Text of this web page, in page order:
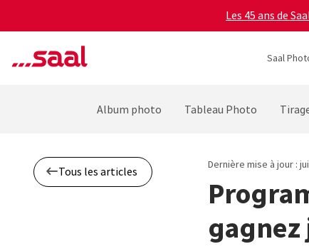
Les 45 ans de
Saal
Album photo Tableau Photo
Tous les articles
Dernière mise à jour :
gagnez